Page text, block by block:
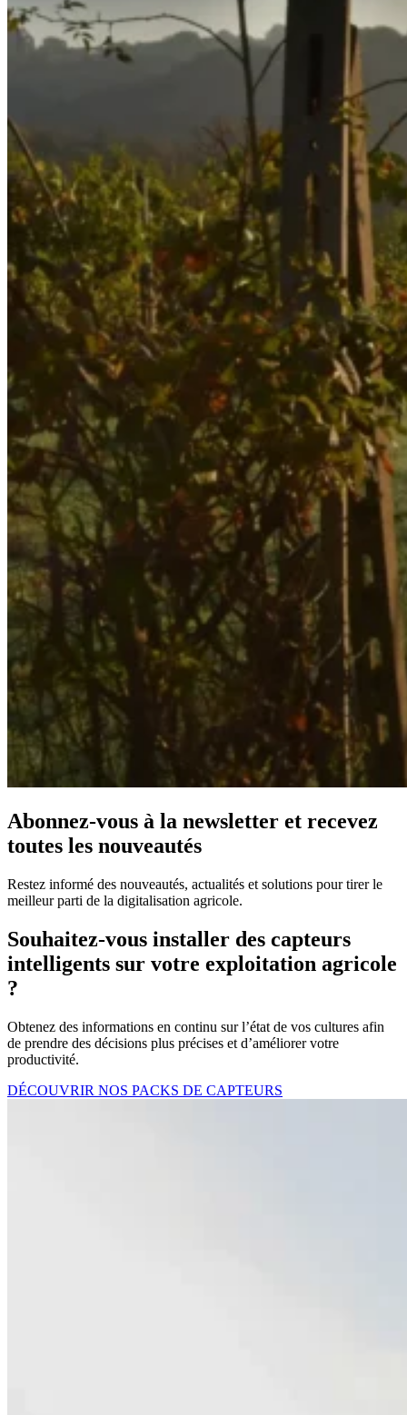
Abonnez-vous à la newsletter et recevez
toutes les nouveautés
Restez informé des nouveautés, actualités et solutions pour tirer le
meilleur parti de la digitalisation agricole.
Souhaitez-vous installer des capteurs
intelligents sur votre exploitation agricole
?
Obtenez des informations en continu sur l’état de vos cultures afin
de prendre des décisions plus précises et d’améliorer votre
productivité.
DÉCOUVRIR NOS PACKS DE CAPTEURS